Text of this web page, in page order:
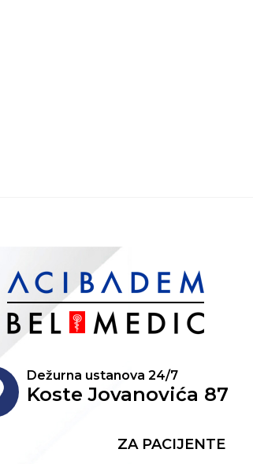
Dežurna ustanova 24/7
Koste Jovanovića 87
ZA PACIJENTE